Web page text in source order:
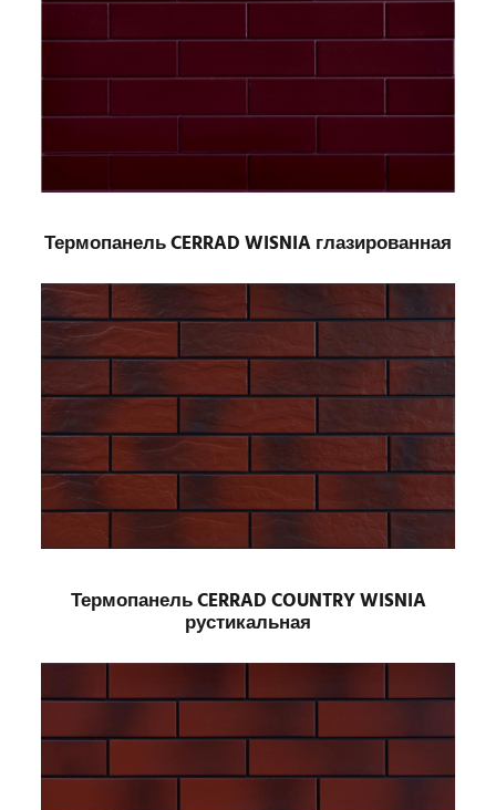
Термопанель CERRAD WISNIA глазированная
Термопанель CERRAD COUNTRY WISNIA
рустикальная